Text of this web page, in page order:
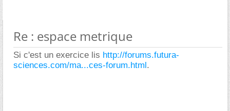
Re : espace metrique
Si c'est un exercice lis http://forums.futura-
sciences.com/ma...ces-forum.html.